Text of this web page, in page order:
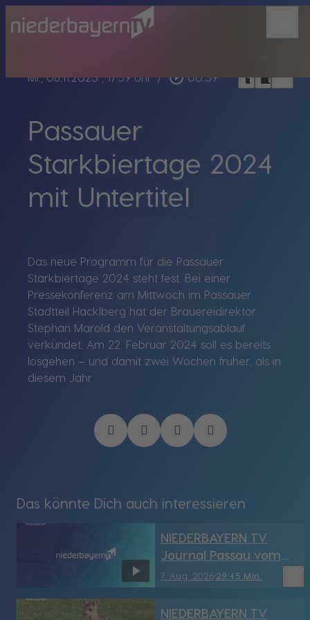
Mi., 08.11.2023, 17:59 Uhr / play_circle_outline 00:39 headphoneschrome_reader_modebookmark_border
Passauer
Starkbiertage 2024
mit Untertitel
Das neue Programm für die Passauer
Starkbiertage 2024 steht fest. Bei einer
Pressekonferenz am Mittwoch im Passauer
Stadtteil Hacklberg hat der Brauereidirektor
Stephan Marold den Veranstaltungsablauf
verkündet. Am 22. Februar 2024 soll es bereits
losgehen – und damit zwei Wochen früher, als in
diesem Jahr.
Das könnte Dich auch interessieren
7. Aug. 202629:45 Min.
NIEDERBAYERN TV
Journal Passau vom
7.08.2026
NIEDERBAYERN TV